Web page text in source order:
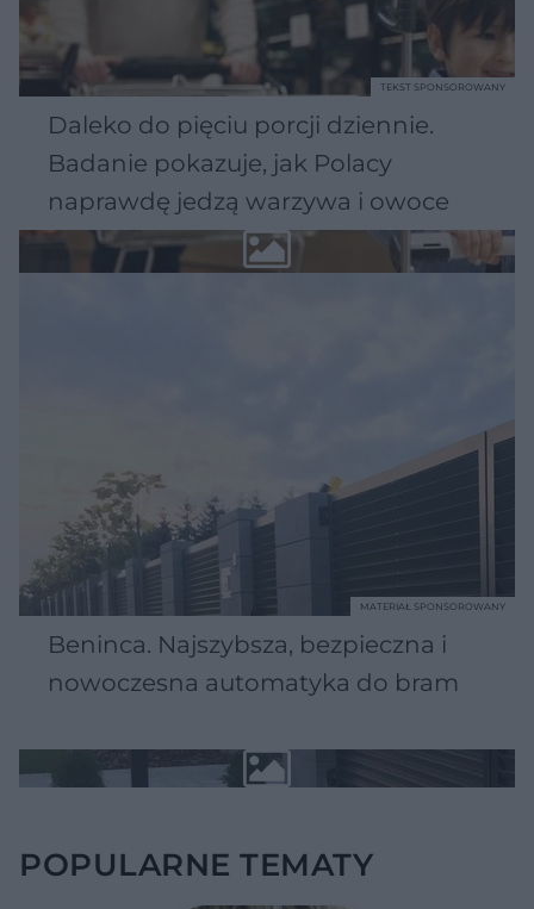
Daleko do pięciu porcji dziennie.
Badanie pokazuje, jak Polacy
naprawdę jedzą warzywa i owoce
TEKST SPONSOROWANY
Beninca. Najszybsza, bezpieczna i
nowoczesna automatyka do bram
MATERIAŁ SPONSOROWANY
POPULARNE TEMATY